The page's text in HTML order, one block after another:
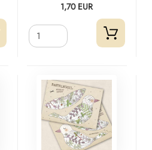
1,70 EUR